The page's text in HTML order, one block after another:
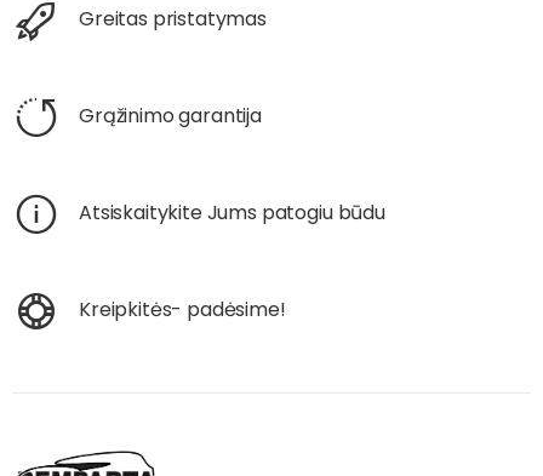
Greitas pristatymas
Grąžinimo garantija
Atsiskaitykite Jums patogiu būdu
Kreipkitės- padėsime!